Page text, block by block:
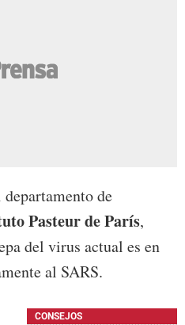
de
Pasteur de París,
del virus actual es en
al SARS.
CONSEJOS